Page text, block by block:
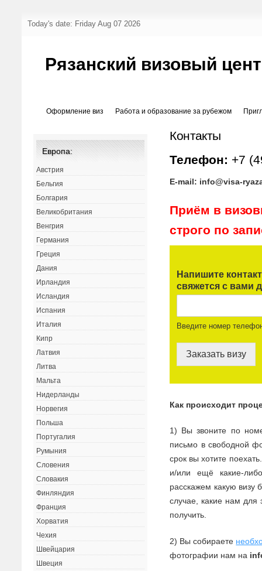
Today's date: Friday Aug 07 2026
Рязанский визовый
Оформление виз Работа и образование за рубежом
Контакты
Телефон: +7
E-mail: info@visa-
Приём в
строго по
Напишите
свяжется с вами
Введите номер
Заказать визу
Как происходит
1) Вы звоните по
письмо в свободной
срок вы хотите
и/или ещё какие-
расскажем какую визу
случае, какие нам для
получить.
2) Вы собираете
фотографии нам на
Европа:
Австрия
Бельгия
Болгария
Великобритания
Венгрия
Германия
Греция
Дания
Ирландия
Исландия
Испания
Италия
Кипр
Латвия
Литва
Мальта
Нидерланды
Норвегия
Польша
Португалия
Румыния
Словения
Словакия
Финляндия
Франция
Хорватия
Чехия
Швейцария
Швеция